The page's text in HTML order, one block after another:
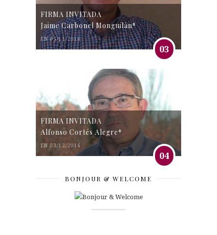
FIRMA INVITADA
Jaime Carbonel Monguilán*
EN 05/11/2016
03
FIRMA INVITADA
Alfonso Cortés Alegre*
EN 03/12/2016
04
BONJOUR & WELCOME